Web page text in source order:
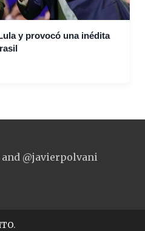
y provocó una inédita
and @javierpolvani
.